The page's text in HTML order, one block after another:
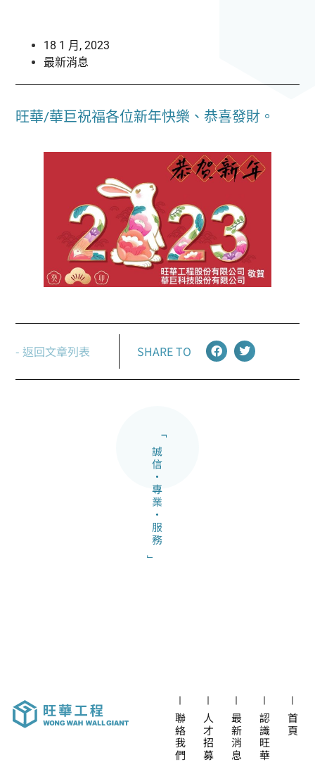
18 1 月, 2023
最新消息
旺華/華巨祝福各位新年快樂、恭喜發財。
- 返回文章列表 SHARE TO
聯絡我們 人才招募 最新消息 認識旺華 首頁